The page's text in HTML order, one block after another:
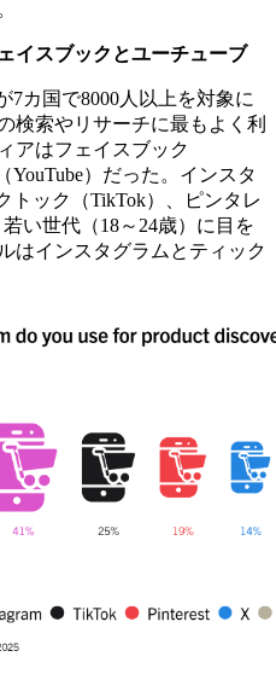
イスブックとユーチューブ
7カ国で8000人以上を対象に
検索やリサーチに最もよく利
アはフェイスブック
YouTube）だった。インスタ
トック（TikTok）、ピンタレ
い世代（18～24歳）に目を
はインスタグラムとティック